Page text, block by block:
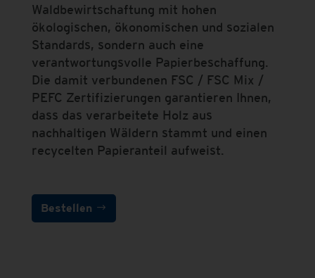
Waldbewirtschaftung mit hohen
ökologischen, ökonomischen und sozialen
Standards, sondern auch eine
verantwortungsvolle Papierbeschaffung.
Die damit verbundenen FSC / FSC Mix /
PEFC Zertifizierungen garantieren Ihnen,
dass das verarbeitete Holz aus
nachhaltigen Wäldern stammt und einen
recycelten Papieranteil aufweist.
Bestellen